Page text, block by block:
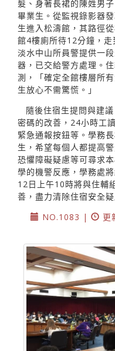
髮、身著長裙的陳姓男
畢業生。從監視錄影器
生進入松濤館，其路徑
館4樓廁所待12分鐘，
淡水中山所員警提供一
器，已交給警方處理。
測，「確定全館樓層所
生放心不需驚慌。」
隨後住宿生提問與建
密碼的改善，24小時工
緊急通報按鈕等。學務
生，希望每個人都提高
恐懼障礙疑慮等可尋求
學的機警反應，學務處
12日上午10時將與住輔
善，盡力清除住宿安全疑
NO.1083 |
更